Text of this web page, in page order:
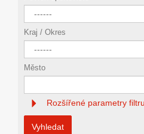
Kraj / Okres
Město
Rozšířené parametry filtru
Vyhledat